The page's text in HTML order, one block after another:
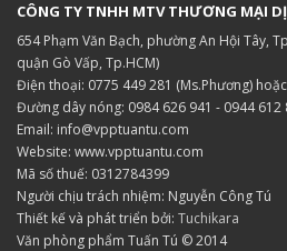
CÔNG TY TNHH MTV THƯƠNG MẠI
654 Phạm Văn Bạch, phường An Hội Tây,
quận Gò Vấp, Tp.HCM)
Điện thoại: 0775 449 281 (Ms.Phương)
Đường dây nóng: 0984 626 941 - 0944 612
Email: info@vpptuantu.com
Website: www.vpptuantu.com
Mã số thuế: 0312784399
Người chịu trách nhiệm: Nguyễn Công Tú
Thiết kế và phát triển bởi: Tuchikara
Văn phòng phẩm Tuấn Tú © 2014